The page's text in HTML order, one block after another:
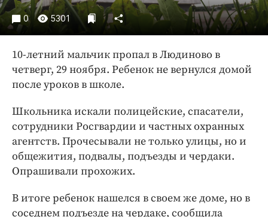
Спорт
Экономика и бизнес
ПРОЕКТЫ
Блоги
Медиаперсона
Интересное чтиво
Клиника года
Бренд года
0 5301
10-летний мальчик пропал в Людиново в
четверг, 29 ноября. Ребенок не вернулся домой
после уроков в школе.
Школьника искали полицейские, спасатели,
сотрудники Росгвардии и частных охранных
агентств. Прочесывали не только улицы, но и
общежития, подвалы, подъезды и чердаки.
Опрашивали прохожих.
В итоге ребенок нашелся в своем же доме, но в
соседнем подъезде на чердаке, сообщила